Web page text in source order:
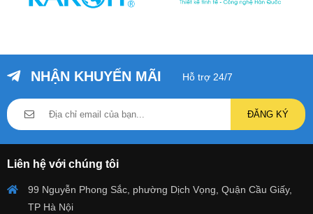
NHẬN KHUYẾN MÃI Hỗ trợ 24/7
ĐĂNG KÝ
Liên hệ với chúng tôi
99 Nguyễn Phong Sắc, phường Dịch Vọng, Quận Cầu Giấy,
TP Hà Nội